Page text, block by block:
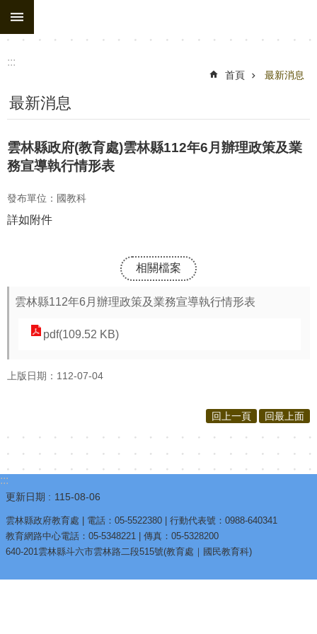
跳到主要內容區塊
:::
首頁 最新消息
最新消息
雲林縣政府(教育處)雲林縣112年6月辦理政策及業
務宣導執行情形表
發布單位：國教科
詳如附件
相關檔案
雲林縣112年6月辦理政策及業務宣導執行情形表
pdf(109.52 KB)
上版日期：112-07-04
回上一頁 回最上面
:::
更新日期 115-08-06
雲林縣政府教育處 | 電話：05-5522380 | 行動代表號：0988-640341
教育網路中心電話：05-5348221 | 傳真：05-5328200
640-201雲林縣斗六市雲林路二段515號(教育處｜國民教育科)